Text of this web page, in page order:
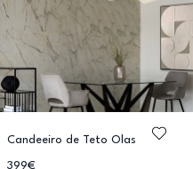
Candeeiro de Teto Olas
399€